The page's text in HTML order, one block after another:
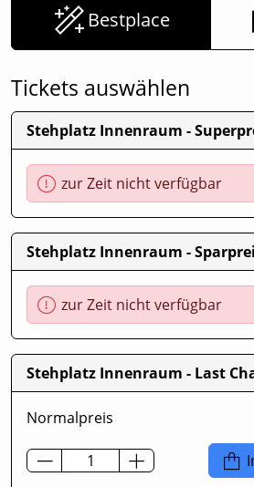
Bestplace
Tickets auswählen
Stehplatz Innenraum -
zur Zeit nicht verfügbar
Stehplatz Innenraum -
zur Zeit nicht verfügbar
Stehplatz Innenraum - Last
Normalpreis